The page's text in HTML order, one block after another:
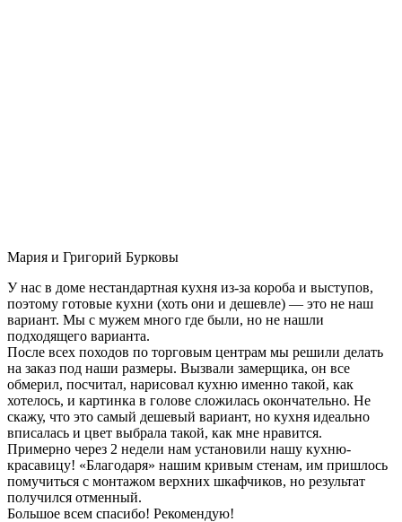
Мария и Григорий Бурковы
У нас в доме нестандартная кухня из-за короба и выступов,
поэтому готовые кухни (хоть они и дешевле) — это не наш
вариант. Мы с мужем много где были, но не нашли
подходящего варианта.
После всех походов по торговым центрам мы решили делать
на заказ под наши размеры. Вызвали замерщика, он все
обмерил, посчитал, нарисовал кухню именно такой, как
хотелось, и картинка в голове сложилась окончательно. Не
скажу, что это самый дешевый вариант, но кухня идеально
вписалась и цвет выбрала такой, как мне нравится.
Примерно через 2 недели нам установили нашу кухню-
красавицу! «Благодаря» нашим кривым стенам, им пришлось
помучиться с монтажом верхних шкафчиков, но результат
получился отменный.
Большое всем спасибо! Рекомендую!